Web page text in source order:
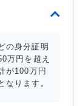
の身分証明
万円を超え
が100万円
なります。